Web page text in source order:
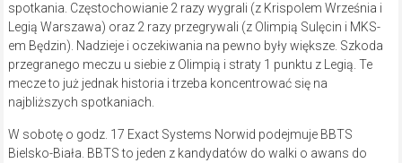
spotkania. Częstochowianie 2 razy wygrali (z Krispolem Września i
Legią Warszawa) oraz 2 razy przegrywali (z Olimpią Sulęcin i MKS-
em Będzin). Nadzieje i oczekiwania na pewno były większe. Szkoda
przegranego meczu u siebie z Olimpią i straty 1 punktu z Legią. Te
mecze to już jednak historia i trzeba koncentrować się na
najbliższych spotkaniach.
W sobotę o godz. 17 Exact Systems Norwid podejmuje BBTS
Bielsko-Biała. BBTS to jeden z kandydatów do walki o awans do